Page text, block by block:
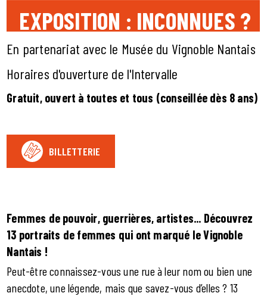
EXPOSITION : INCONNUES ?
En partenariat avec le Musée du Vignoble Nantais
Horaires d'ouverture de l'Intervalle
Gratuit, ouvert à toutes et tous (conseillée dès 8 ans)
BILLETTERIE
Femmes de pouvoir, guerrières, artistes... Découvrez
13 portraits de femmes qui ont marqué le Vignoble
Nantais !
Peut-être connaissez-vous une rue à leur nom ou bien une
anecdote, une légende, mais que savez-vous d’elles ? 13